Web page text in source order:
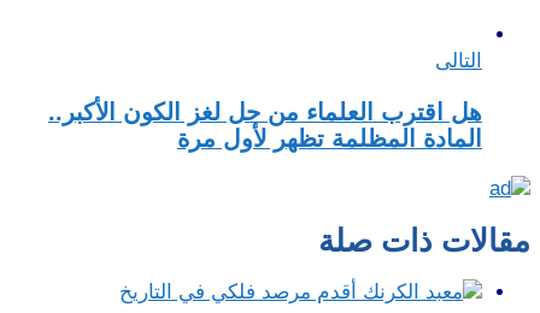
التالى
هل اقترب العلماء من حل لغز الكون الأكبر..
المادة المظلمة تظهر لأول مرة
مقالات ذات صلة